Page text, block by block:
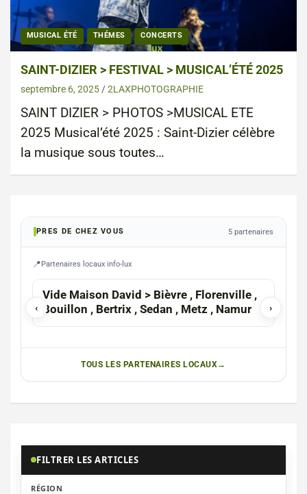
MUSICAL ÉTÉ THÉMES CONCERTS
SAINT-DIZIER > FESTIVAL > MUSICAL’ÉTÉ 2025
septembre 6, 2025 2LAXPHOTOGRAPHIE
SAINT DIZIER > PHOTOS >MUSICAL ETE
2025 Musical’été 2025 : Saint-Dizier célèbre
la musique sous toutes…
PRES DE CHEZ VOUS 5 partenaires
Partenaires locaux info-lux
‹ ›
Vide Maison David > Bièvre , Florenville ,
Bouillon , Bertrix , Sedan , Metz , Namur
TOUS LES PARTENAIRES LOCAUX
FILTRER LES ARTICLES
RÉGION